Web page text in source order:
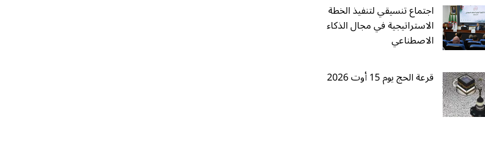
اجتماع تنسيقي لتنفيذ الخطة
الاستراتيجية في مجال الذكاء
الاصطناعي
قرعة الحج يوم 15 أوت 2026